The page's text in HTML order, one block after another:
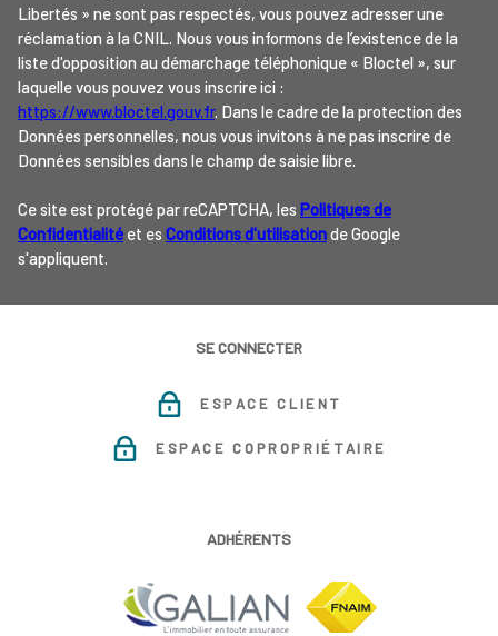
Libertés » ne sont pas respectés, vous pouvez adresser une
réclamation à la CNIL. Nous vous informons de l’existence de la
liste d'opposition au démarchage téléphonique « Bloctel », sur
laquelle vous pouvez vous inscrire ici :
https://www.bloctel.gouv.fr. Dans le cadre de la protection des
Données personnelles, nous vous invitons à ne pas inscrire de
Données sensibles dans le champ de saisie libre.
Ce site est protégé par reCAPTCHA, les Politiques de
Confidentialité et es Conditions d'utilisationde Google
s'appliquent.
SE CONNECTER
ESPACE CLIENT
ESPACE COPROPRIÉTAIRE
ADHÉRENTS